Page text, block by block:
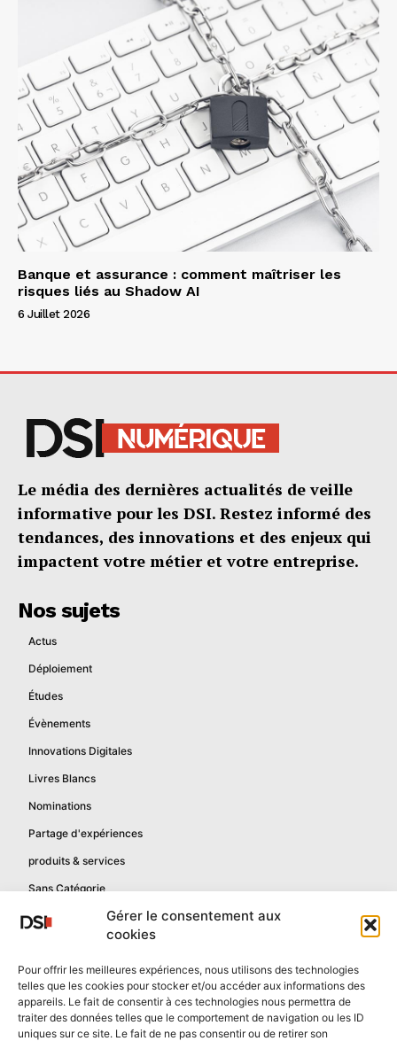
Gérer le consentement aux
cookies
Pour offrir les meilleures expériences, nous utilisons des technologies
telles que les cookies pour stocker et/ou accéder aux informations des
appareils. Le fait de consentir à ces technologies nous permettra de
traiter des données telles que le comportement de navigation ou les ID
uniques sur ce site. Le fait de ne pas consentir ou de retirer son
Banque et assurance : comment maîtriser les
risques liés au Shadow AI
6 Juillet 2026
Le média des dernières actualités de veille
informative pour les DSI. Restez informé des
tendances, des innovations et des enjeux qui
impactent votre métier et votre entreprise.
Nos sujets
Actus
Déploiement
Études
Évènements
Innovations Digitales
Livres Blancs
Nominations
Partage d'expériences
produits & services
Sans Catégorie
Mentions légales
Politique de confidentialité